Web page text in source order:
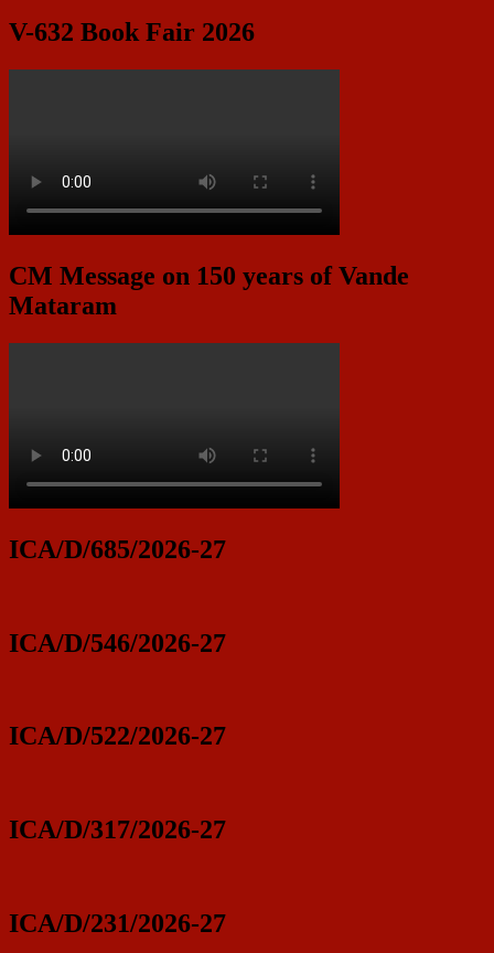
V-632 Book Fair 2026
CM Message on 150 years of Vande
Mataram
ICA/D/685/2026-27
ICA/D/546/2026-27
ICA/D/522/2026-27
ICA/D/317/2026-27
ICA/D/231/2026-27